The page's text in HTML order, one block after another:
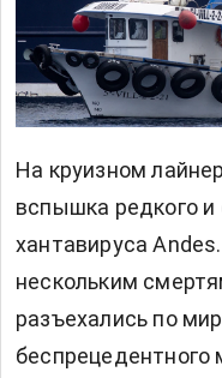
На круизном
вспышка редкого
хантавируса
нескольким
разъехались по
беспрецедентного